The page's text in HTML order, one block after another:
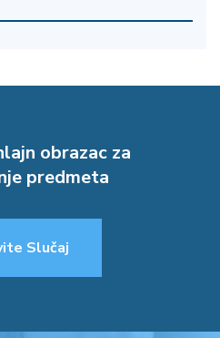
obrazac za
predmeta
Slučaj